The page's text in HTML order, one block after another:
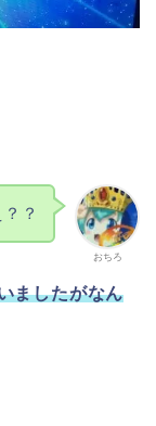
おちろ
？？
ましたがなん